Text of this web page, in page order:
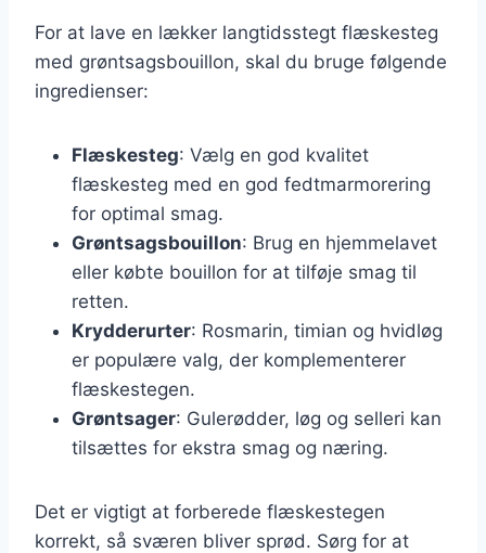
For at lave en lækker langtidsstegt flæskesteg
med grøntsagsbouillon, skal du bruge følgende
ingredienser:
Flæskesteg: Vælg en god kvalitet
flæskesteg med en god fedtmarmorering
for optimal smag.
Grøntsagsbouillon: Brug en hjemmelavet
eller købte bouillon for at tilføje smag til
retten.
Krydderurter: Rosmarin, timian og hvidløg
er populære valg, der komplementerer
flæskestegen.
Grøntsager: Gulerødder, løg og selleri kan
tilsættes for ekstra smag og næring.
Det er vigtigt at forberede flæskestegen
korrekt, så sværen bliver sprød. Sørg for at